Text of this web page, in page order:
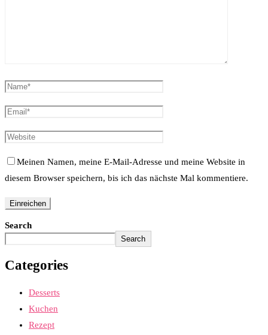
Meinen Namen, meine E-Mail-Adresse und meine Website in
diesem Browser speichern, bis ich das nächste Mal kommentiere.
Search
Search
Categories
Desserts
Kuchen
Rezept